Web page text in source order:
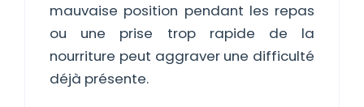
mauvaise position pendant les repas
ou une prise trop rapide de la
nourriture peut aggraver une difficulté
déjà présente.